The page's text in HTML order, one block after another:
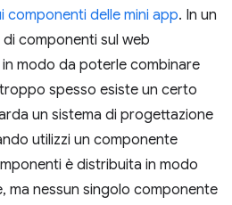
componenti delle mini app. In un
componenti sul web
modo da poterle combinare
spesso esiste un certo
un sistema di progettazione
utilizzi un componente
è distribuita in modo
ma nessun singolo componente